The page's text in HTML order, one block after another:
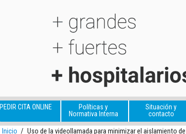
PEDIR CITA ONLINE
Políticas y
Normativa Interna
Situación y
contacto
Inicio / Uso de la videollamada para minimizar el aislamiento